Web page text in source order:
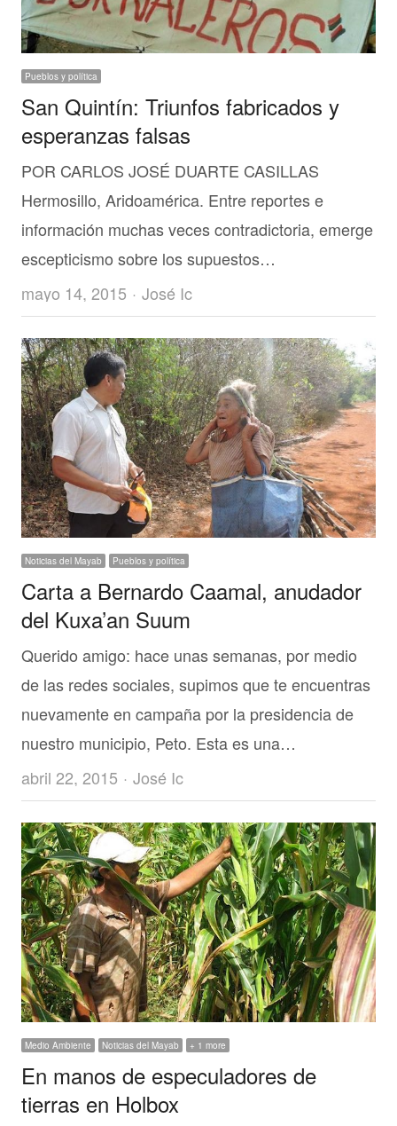
Pueblos y política
San Quintín: Triunfos fabricados y
esperanzas falsas
POR CARLOS JOSÉ DUARTE CASILLAS
Hermosillo, Aridoamérica. Entre reportes e
información muchas veces contradictoria, emerge
escepticismo sobre los supuestos…
mayo 14, 2015
Author
José Ic
Noticias del Mayab Pueblos y política
Carta a Bernardo Caamal, anudador
del Kuxa’an Suum
Querido amigo: hace unas semanas, por medio
de las redes sociales, supimos que te encuentras
nuevamente en campaña por la presidencia de
nuestro municipio, Peto. Esta es una…
abril 22, 2015
Author
José Ic
Medio Ambiente Noticias del Mayab + 1 more
En manos de especuladores de
tierras en Holbox